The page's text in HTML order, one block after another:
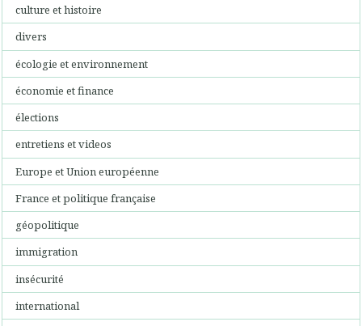
culture et histoire
divers
écologie et environnement
économie et finance
élections
entretiens et videos
Europe et Union européenne
France et politique française
géopolitique
immigration
insécurité
international